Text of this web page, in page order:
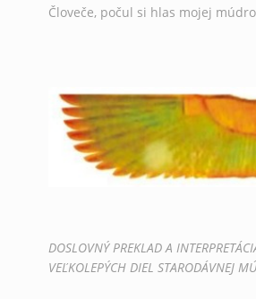
Človeče, počul si hlas mojej
DOSLOVNÝ PREKLAD A
VEĽKOLEPÝCH DIEL STARODÁVNEJ